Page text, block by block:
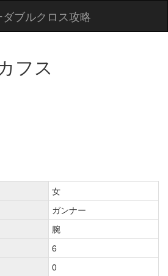
ブルクロス攻略
フス
女
ガンナー
腕
6
0